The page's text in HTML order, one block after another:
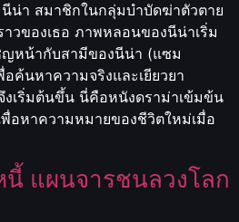
น่า สมาชิกในกลุ่มบำบัดฆ่าตัวตาย
วของเธอ ภาพหลอนของนีน่าเริ่ม
ญหน้ากับสามีของนีน่า (แซม
อค้นหาความจริงและเยียวยา
งเริ่มต้นขึ้น นี่คือหนังดราม่าเข้มข้น
อหาความหมายของชีวิตใหม่เมื่อ
นี้ แผนจารชนลวงโลก